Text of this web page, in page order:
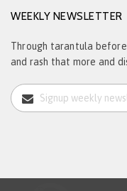
WEEKLY NEWSLETTER
Through tarantula
and rash that more and